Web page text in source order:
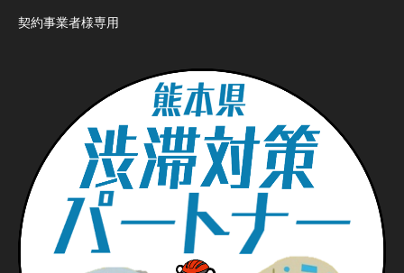
契約事業者様専用